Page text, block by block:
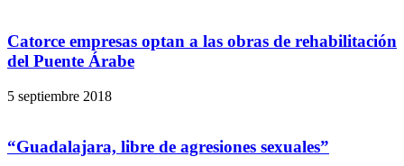
Catorce empresas optan a las obras de rehabilitación
del Puente Árabe
5 septiembre 2018
“Guadalajara, libre de agresiones sexuales”